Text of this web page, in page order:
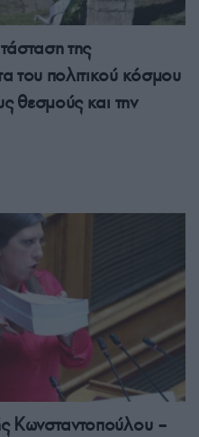
της
του πολιτικού κόσμου
θεσμούς και την
Κωνσταντοπούλου –